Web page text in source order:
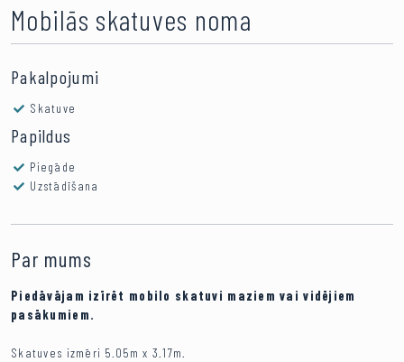
Mobilās skatuves noma
Pakalpojumi
Skatuve
Papildus
Piegāde
Uzstādīšana
Par mums
Piedāvājam izīrēt mobilo skatuvi maziem vai vidējiem
pasākumiem.
Skatuves izmēri 5.05m x 3.17m.